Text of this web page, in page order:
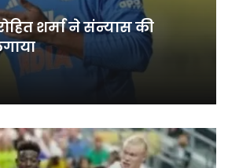
शर्मा ने संन्यास की